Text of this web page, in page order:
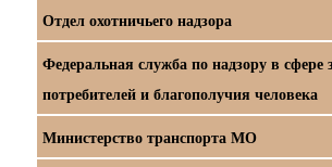
Отдел охотничьего надзора
Федеральная служба по надзору в
потребителей и благополучия человека
Министерство транспорта МО